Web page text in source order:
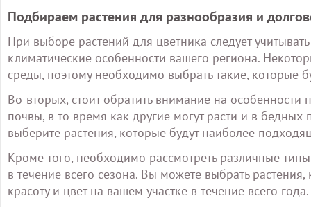
Подбираем растения для разнообразия и
При выборе растений для цветника следует
климатические особенности вашего региона.
среды, поэтому необходимо выбрать такие, которые
Во-вторых, стоит обратить внимание на
почвы, в то время как другие могут расти и в
выберите растения, которые будут наиболее
Кроме того, необходимо рассмотреть различные
в течение всего сезона. Вы можете выбрать
красоту и цвет на вашем участке в течение всего года.